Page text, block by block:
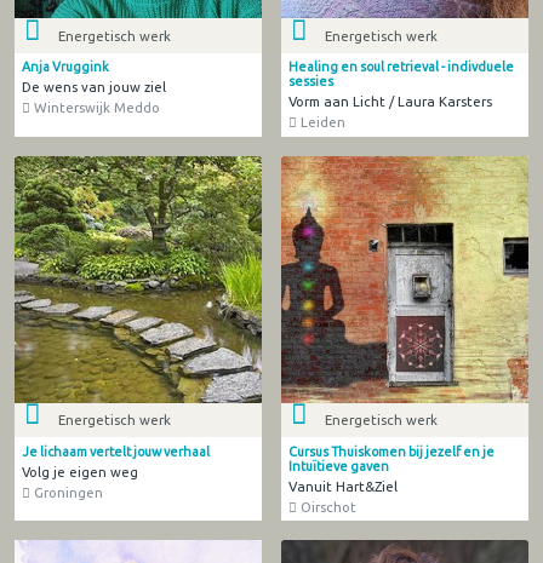
Energetisch werk
Anja Vruggink
De wens van jouw ziel
Winterswijk Meddo
Energetisch werk
Healing en soul retrieval - indivduele
sessies
Vorm aan Licht / Laura Karsters
Leiden
Energetisch werk
Je lichaam vertelt jouw verhaal
Volg je eigen weg
Groningen
Energetisch werk
Cursus Thuiskomen bij jezelf en je
Intuïtieve gaven
Vanuit Hart&Ziel
Oirschot